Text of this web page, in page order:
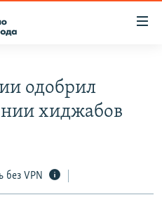
одобрил
хиджабов
без VPN